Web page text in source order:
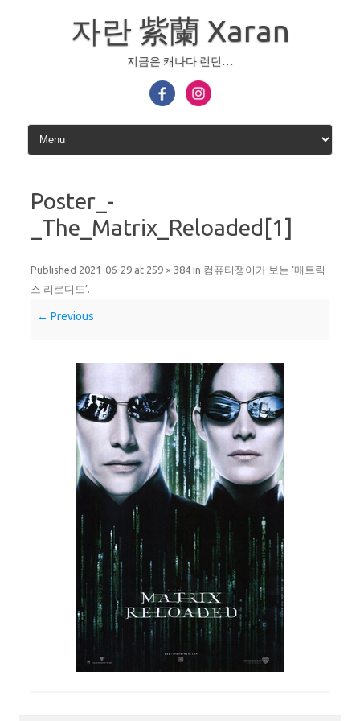
자란 紫蘭 Xaran
지금은 캐나다 런던…
Poster_-
_The_Matrix_Reloaded[1]
Published 2021-06-29 at 259 × 384 in 컴퓨터쟁이가 보는 ‘매트릭
스 리로디드’.
← Previous